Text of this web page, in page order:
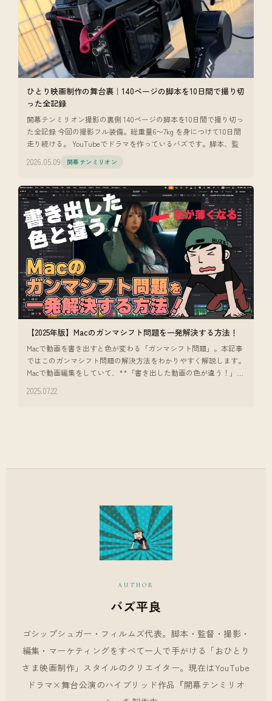
ひとり映画制作の舞台裏｜140ページの脚本を10日間で撮り切
った全記録
開幕テンミリオン撮影の裏側 140ページの脚本を10日間で撮り切っ
た全記録 今回の撮影フル装備。総重量6〜7kg を身につけて10日間
走り続ける。 YouTubeでドラマを作っているバズです。脚本、監
2026.05.09 開幕テンミリオン
【2025年版】Macのガンマシフト問題を一発解決する方法！
Macで動画を書き出すと色が変わる「ガンマシフト問題」。本記事
ではこのガンマシフト問題の解決方法をわかりやすく解説します。
Macで動画編集をしていて、**「書き出した動画の色が違う！」**
2025.07.22
AUTHOR
バズ平良
ゴシップシュガー・フィルムズ代表。脚本・監督・撮影・
編集・マーケティングをすべて一人で手がける「おひとり
さま映画制作」スタイルのクリエイター。現在はYouTube
ドラマ×舞台公演のハイブリッド作品『開幕テンミリオ